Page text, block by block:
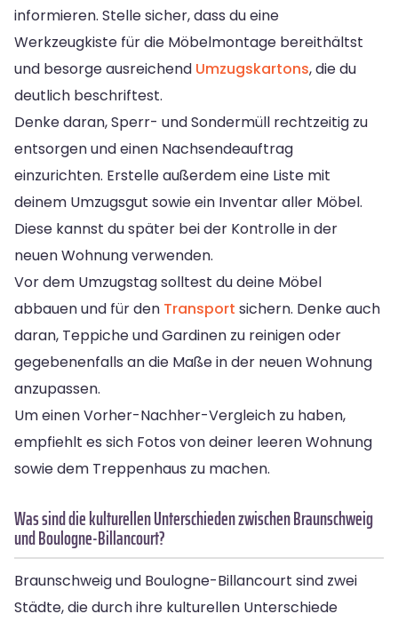
informieren. Stelle sicher, dass du eine
Werkzeugkiste für die Möbelmontage bereithältst
und besorge ausreichend Umzugskartons, die du
deutlich beschriftest.
Denke daran, Sperr- und Sondermüll rechtzeitig zu
entsorgen und einen Nachsendeauftrag
einzurichten. Erstelle außerdem eine Liste mit
deinem Umzugsgut sowie ein Inventar aller Möbel.
Diese kannst du später bei der Kontrolle in der
neuen Wohnung verwenden.
Vor dem Umzugstag solltest du deine Möbel
abbauen und für den Transport sichern. Denke auch
daran, Teppiche und Gardinen zu reinigen oder
gegebenenfalls an die Maße in der neuen Wohnung
anzupassen.
Um einen Vorher-Nachher-Vergleich zu haben,
empfiehlt es sich Fotos von deiner leeren Wohnung
sowie dem Treppenhaus zu machen.
Was sind die kulturellen Unterschieden zwischen Braunschweig
und Boulogne-Billancourt?
Braunschweig und Boulogne-Billancourt sind zwei
Städte, die durch ihre kulturellen Unterschiede